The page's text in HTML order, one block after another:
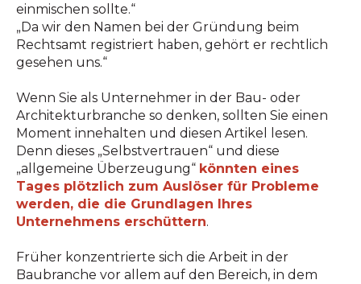
einmischen sollte.“
„Da wir den Namen bei der Gründung beim
Rechtsamt registriert haben, gehört er rechtlich
gesehen uns.“
Wenn Sie als Unternehmer in der Bau- oder
Architekturbranche so denken, sollten Sie einen
Moment innehalten und diesen Artikel lesen.
Denn dieses „Selbstvertrauen“ und diese
„allgemeine Überzeugung“ könnten eines
Tages plötzlich zum Auslöser für Probleme
werden, die die Grundlagen Ihres
Unternehmens erschüttern.
Früher konzentrierte sich die Arbeit in der
Baubranche vor allem auf den Bereich, in dem